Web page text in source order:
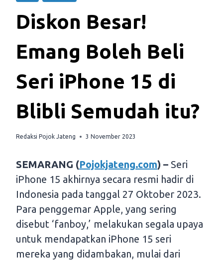
Diskon Besar!
Emang Boleh Beli
Seri iPhone 15 di
Blibli Semudah itu?
Redaksi Pojok Jateng 3 November 2023
SEMARANG (Pojokjateng.com) – Seri
iPhone 15 akhirnya secara resmi hadir di
Indonesia pada tanggal 27 Oktober 2023.
Para penggemar Apple, yang sering
disebut ‘fanboy,’ melakukan segala upaya
untuk mendapatkan iPhone 15 seri
mereka yang didambakan, mulai dari